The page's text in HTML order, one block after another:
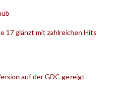
17 glänzt mit zahlreichen Hits
auf der GDC gezeigt